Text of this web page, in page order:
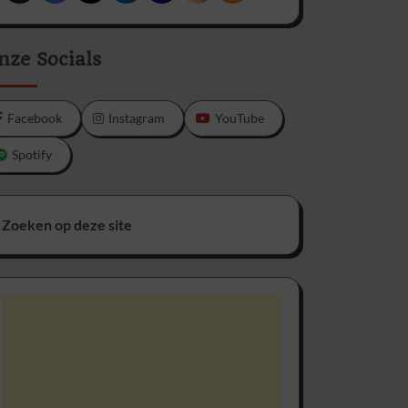
Socials
Facebook Instagram YouTube
Spotify
Zoeken op deze site